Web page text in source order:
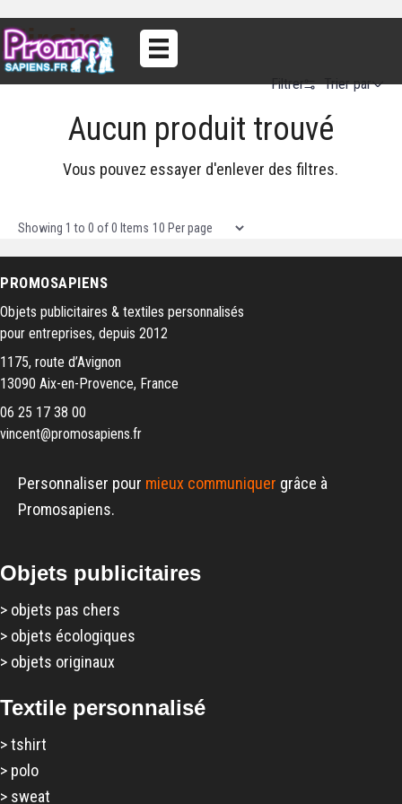
Miroirs
Filtrer Trier par
Alphabetical (A to Z)
Alphabetical (Z to A)
Aucun produit trouvé
Vous pouvez essayer d'enlever des filtres.
Showing 1 to 0 of0 Items Items per page
PROMOSAPIENS
Objets publicitaires & textiles personnalisés
pour entreprises, depuis 2012
1175, route d’Avignon
13090 Aix-en-Provence, France
06 25 17 38 00
vincent@promosapiens.fr
Personnaliser pour mieux communiquer grâce à
Promosapiens.
Objets publicitaires
> objets pas chers
> objets écologiques
> objets originaux
Textile personnalisé
>tshirt
> polo
> sweat